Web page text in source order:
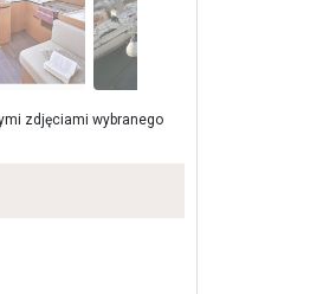
zdjęciami wybranego